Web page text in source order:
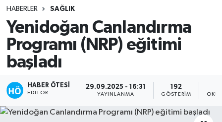
HABERLER SAĞLIK
Yenidoğan Canlandırma
Programı (NRP) eğitimi
başladı
HABER ÖTESI
EDITÖR
29.09.2025 - 16:31
YAYINLANMA
192
GÖSTERIM
Ekonomi
Sağlık
Eskişehir Namaz Vakitleri
Eskişehir Trafik Yoğunluk Haritası